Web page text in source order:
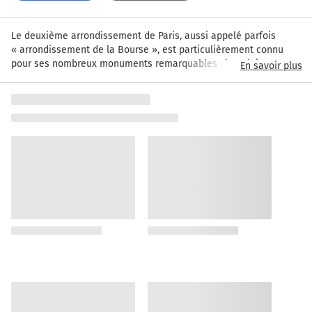
Le deuxième arrondissement de Paris, aussi appelé parfois
« arrondissement de la Bourse », est particulièrement connu
pour ses nombreux monuments remarquables : le palais
Crédit Lyonnais sont typiques de l'architecture commerciale du
Paris du XIXe siècle. Le palais Berlitz représente quant à lui le
style de l'architecte Charles Lemaresquier. L'opéra-Comique, le
site Richelieu de la BNF et la Basilique Notre-Dame-des-
Mont-Orgueil, Poissonnière et Saint-Denis. Cet arrondissement
comporte 21 417 habitants (en 2009). Son maire est Jacques
En savoir plus